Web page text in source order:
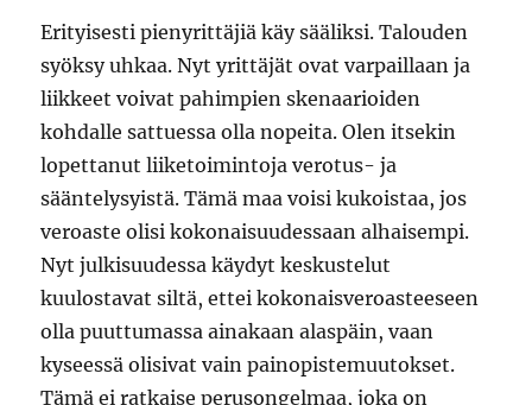
Erityisesti pienyrittäjiä käy sääliksi. Talouden
syöksy uhkaa. Nyt yrittäjät ovat varpaillaan ja
liikkeet voivat pahimpien skenaarioiden
kohdalle sattuessa olla nopeita. Olen itsekin
lopettanut liiketoimintoja verotus- ja
sääntelysyistä. Tämä maa voisi kukoistaa, jos
veroaste olisi kokonaisuudessaan alhaisempi.
Nyt julkisuudessa käydyt keskustelut
kuulostavat siltä, ettei kokonaisveroasteeseen
olla puuttumassa ainakaan alaspäin, vaan
kyseessä olisivat vain painopistemuutokset.
Tämä ei ratkaise perusongelmaa, joka on